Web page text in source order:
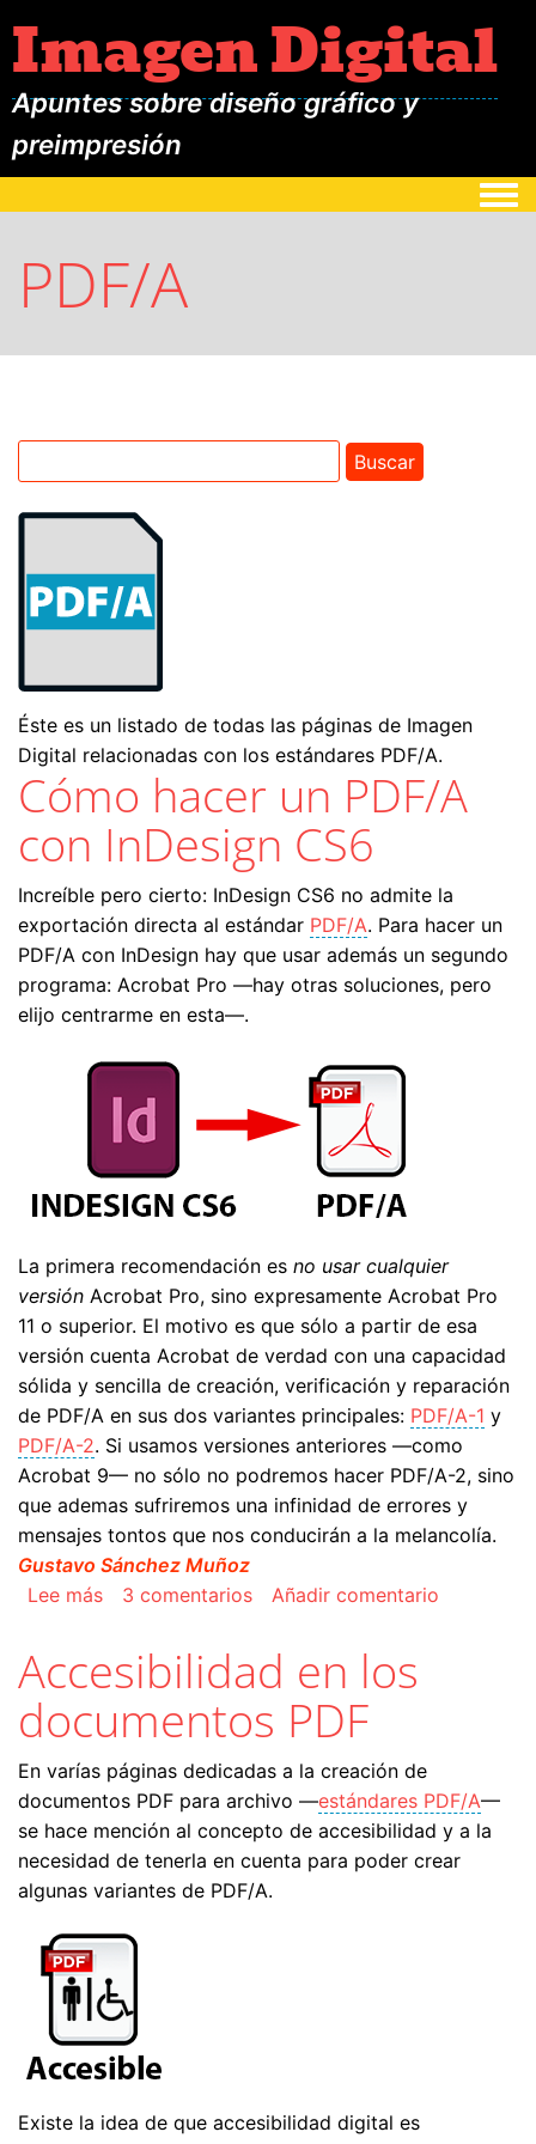
Imagen Digital
Apuntes sobre diseño gráfico y
preimpresión
PDF/A
Éste es un listado de todas las páginas de Imagen
Digital relacionadas con los estándares PDF/A.
Cómo hacer un PDF/A
con InDesign CS6
Increíble pero cierto: InDesign CS6 no admite la
exportación directa al estándar PDF/A. Para hacer un
PDF/A con InDesign hay que usar además un segundo
programa: Acrobat Pro —hay otras soluciones, pero
elijo centrarme en esta—.
La primera recomendación es no usar cualquier
versión Acrobat Pro, sino expresamente Acrobat Pro
11 o superior. El motivo es que sólo a partir de esa
versión cuenta Acrobat de verdad con una capacidad
sólida y sencilla de creación, verificación y reparación
de PDF/A en sus dos variantes principales: PDF/A-1 y
PDF/A-2. Si usamos versiones anteriores —como
Acrobat 9— no sólo no podremos hacer PDF/A-2, sino
que ademas sufriremos una infinidad de errores y
mensajes tontos que nos conducirán a la melancolía.
Gustavo Sánchez Muñoz
Lee mássobre Cómo hacer un PDF/A con InDesign CS6
3 comentarios Añadir comentario
Accesibilidad en los
documentos PDF
En varías páginas dedicadas a la creación de
documentos PDF para archivo —estándares PDF/A—
se hace mención al concepto de accesibilidad y a la
necesidad de tenerla en cuenta para poder crear
algunas variantes de PDF/A.
Existe la idea de que accesibilidad digital es